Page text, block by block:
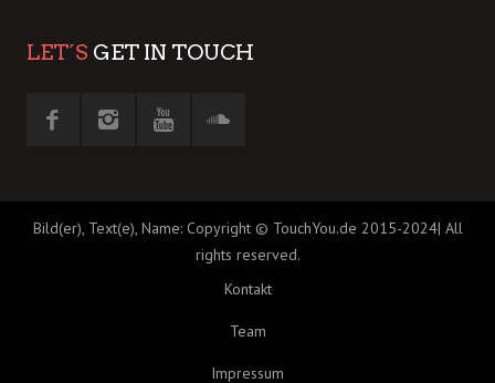
LET´S GET IN TOUCH
Bild(er), Text(e), Name: Copyright © TouchYou.de 2015-2024| All
rights reserved.
Kontakt
Team
Impressum